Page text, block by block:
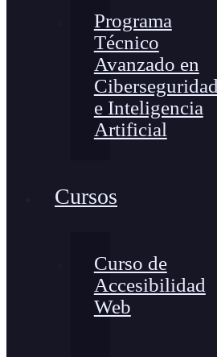
Programa
Técnico
Avanzado en
Ciberseguridad
e Inteligencia
Artificial
Cursos
Curso de
Accesibilidad
Web